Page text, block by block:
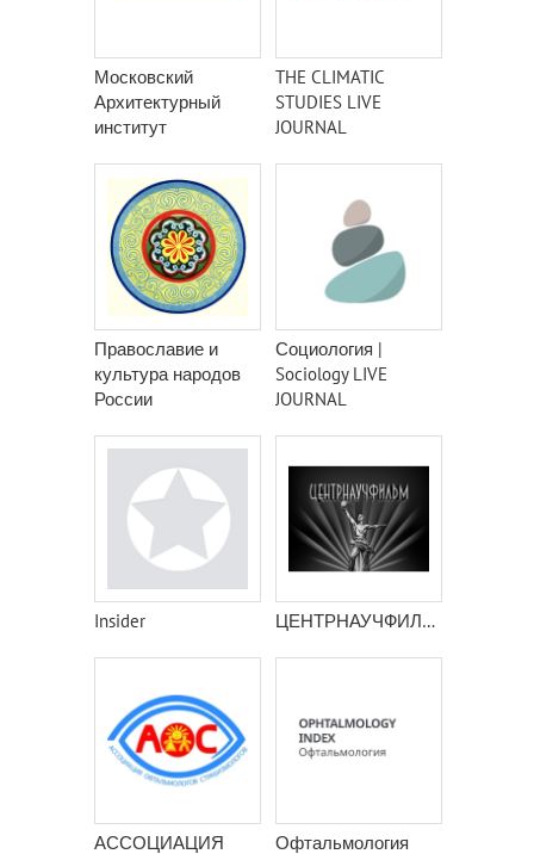
Московский
Архитектурный
институт
THE CLIMATIC
STUDIES LIVE
JOURNAL
Православие и
культура народов
России
Социология |
Sociology LIVE
JOURNAL
Insider ЦЕНТРНАУЧФИЛЬМ
АССОЦИАЦИЯ
Офтальмология